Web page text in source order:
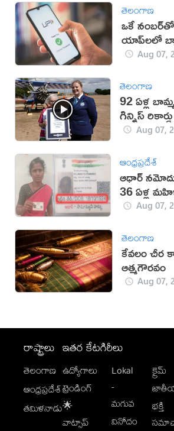
తెలంగాణ
ఒకే నంబర్‌తో
యాప్‌లలో
Aug 07,
తెలంగాణ
92 ఏళ్ల
గిన్నిస్
ఉమెన్Aug 07,
ఆంధ్రప్రదేశ్
ఆధార్‌
36 ఏళ్ల
వయసు!
Aug 07,
తెలంగాణ
కేవలం చీర
ఆత్మగౌరవం
Aug 07,
రాష్ట్రాలు
తెలంగాణ
ఆంధ్రప్రదేశ్
తమిళనాడు
ఇతర కేటగిరీలు
ఉద్యోగాలు
ట్రెండింగ్
🌟
వాట్సాప్
Lokal
-
మగువ
వినోదం
క్రైమ్
భక్తి